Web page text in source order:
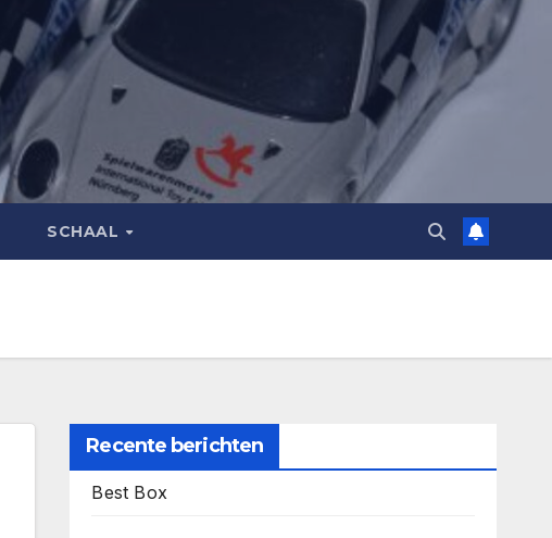
SCHAAL
Recente berichten
Best Box